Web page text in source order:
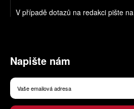
V případě dotazů na redakci pište na
Napište nám